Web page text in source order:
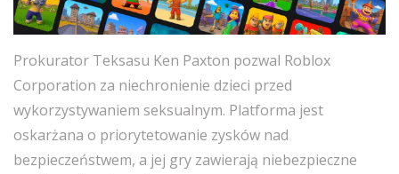
Prokurator Teksasu Ken Paxton pozwal Roblox
Corporation za niechronienie dzieci przed
wykorzystywaniem seksualnym. Platforma jest
oskarżana o priorytetowanie zysków nad
bezpieczeństwem, a jej gry zawierają niebezpieczne